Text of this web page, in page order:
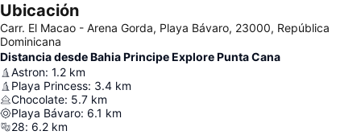
Ubicación
Carr. El Macao - Arena Gorda, Playa Bávaro, 23000, República
Dominicana
Distancia desde Bahia Principe Explore Punta Cana
Astron: 1.2 km
Playa Princess: 3.4 km
Chocolate: 5.7 km
Playa Bávaro: 6.1 km
28: 6.2 km